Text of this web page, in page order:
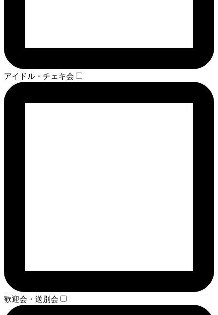
アイドル・チェキ会
歓迎会・送別会